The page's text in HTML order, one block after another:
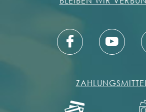
ZAHLUNGSMITTEL